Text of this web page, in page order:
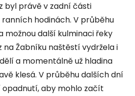
byl právě v zadní části
hodinách. V průběhu
možnou další kulminaci řeky
na Žabníku naštěstí vydržela i
a momentálně už hladina
klesá. V průběhu dalších dní
opadnutí, aby mohlo začít